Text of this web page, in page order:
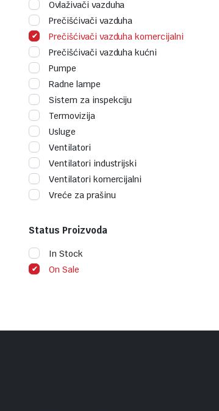
Ovlaživači vazduha
Prečišćivači vazduha
Prečišćivači vazduha komercijalni
Prečišćivači vazduha kućni
Pumpe
Radne lampe
Sistem za inspekciju
Termovizija
Usluge
Ventilatori
Ventilatori industrijski
Ventilatori komercijalni
Vreće za prašinu
Status Proizvoda
In Stock
On Sale